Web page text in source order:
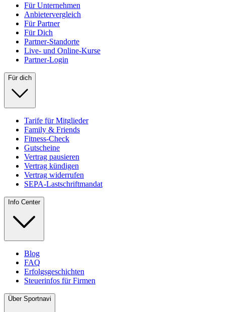
Für Unternehmen
Anbietervergleich
Für Partner
Für Dich
Partner-Standorte
Live- und Online-Kurse
Partner-Login
Für dich
Tarife für Mitglieder
Family & Friends
Fitness-Check
Gutscheine
Vertrag pausieren
Vertrag kündigen
Vertrag widerrufen
SEPA-Lastschriftmandat
Info Center
Blog
FAQ
Erfolgsgeschichten
Steuerinfos für Firmen
Über Sportnavi